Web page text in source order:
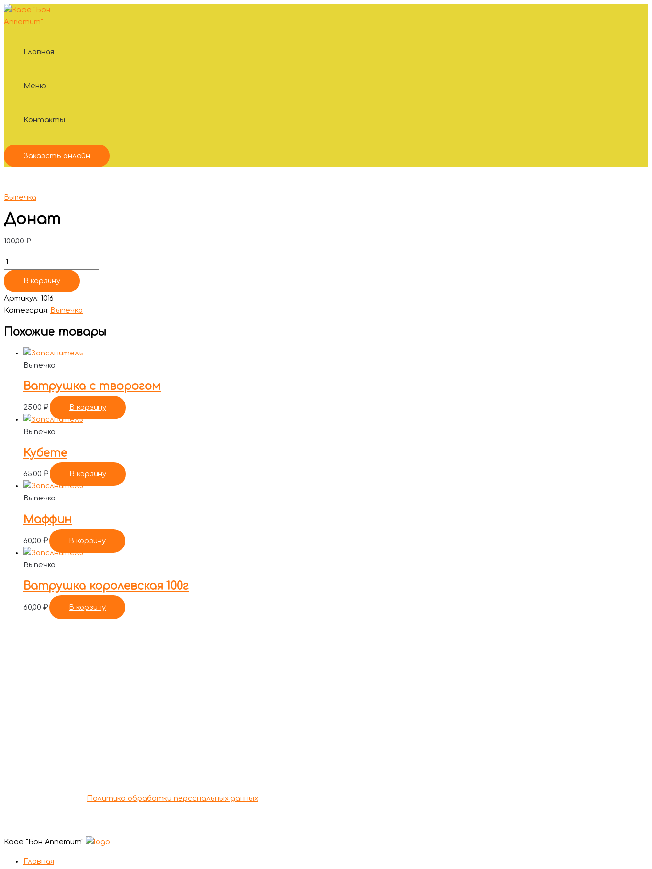
Перейти
к
Главная
Меню
Контакты
Заказать онлайн
Выпечка
Донат
100,00 ₽
Количество
товара
В корзину
Артикул: 1016
Категория: Выпечка
Похожие товары
Выпечка
Ватрушка с творогом
25,00 ₽ В корзину
Выпечка
Кубете
65,00 ₽ В корзину
Выпечка
Маффин
60,00 ₽ В корзину
Выпечка
Ватрушка королевская 100г
60,00 ₽ В корзину
Политика обработки персональных данных
Кафе "Бон Аппетит"
Главная